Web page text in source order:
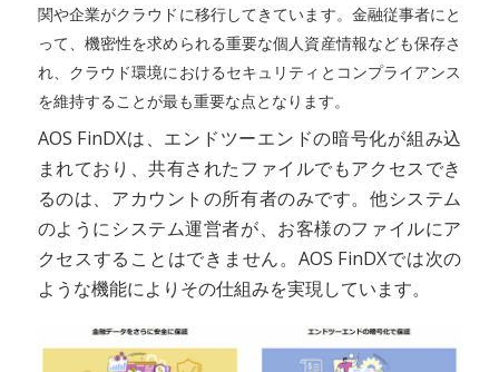
関や企業がクラウドに移行してきています。金融従事者にと
って、機密性を求められる重要な個人資産情報なども保存さ
れ、クラウド環境におけるセキュリティとコンプライアンス
を維持することが最も重要な点となります。
AOS FinDXは、エンドツーエンドの暗号化が組み込
まれており、共有されたファイルでもアクセスでき
るのは、アカウントの所有者のみです。他システム
のようにシステム運営者が、お客様のファイルにア
クセスすることはできません。AOS FinDXでは次の
ような機能によりその仕組みを実現しています。